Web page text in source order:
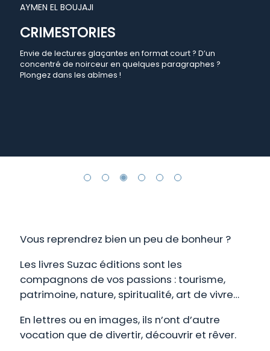
AYMEN EL BOUJAJI
CRIMESTORIES
Envie de lectures glaçantes en format court ? D’un
concentré de noirceur en quelques paragraphes ?
Plongez dans les abîmes !
Vous reprendrez bien un peu de bonheur ?
Les livres Suzac éditions sont les
compagnons de vos passions : tourisme,
patrimoine, nature, spiritualité, art de vivre…
En lettres ou en images, ils n’ont d’autre
vocation que de divertir, découvrir et rêver.